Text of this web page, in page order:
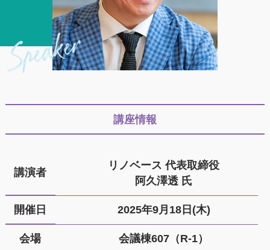
講座情報
講演者
リノベース 代表取締役
阿久澤透 氏
開催日 2025年9月18日(木)
会場 会議棟607（R-1）